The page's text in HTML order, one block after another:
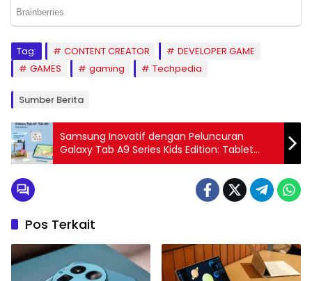
Tag: CONTENT CREATOR
DEVELOPER GAME
GAMES
gaming Techpedia
Sumber Berita
Samsung Inovatif dengan Peluncuran
Galaxy Tab A9 Series Kids Edition: Tablet
Aman untuk Anak Anda
Pos Terkait